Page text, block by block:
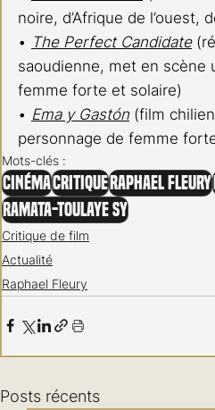
noire, d’Afrique de l’ouest,
• The Perfect Candidate
saoudienne, met en scène
femme forte et solaire)
• Ema y Gastón (film
personnage de femme
Mots-clés :
CinémaCritique Raphael Fleury
Ramata-Toulaye Sy
Critique de film
Actualité
Raphael Fleury
Posts récents